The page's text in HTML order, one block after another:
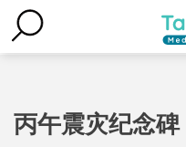
丙午震灾纪念碑